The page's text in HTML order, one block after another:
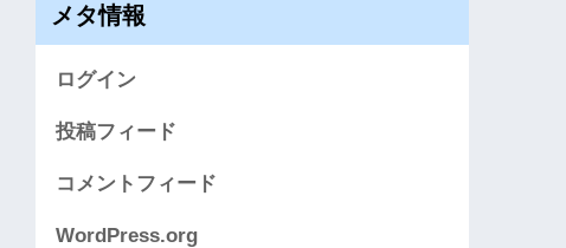
メタ情報
ログイン
投稿フィード
コメントフィード
WordPress.org